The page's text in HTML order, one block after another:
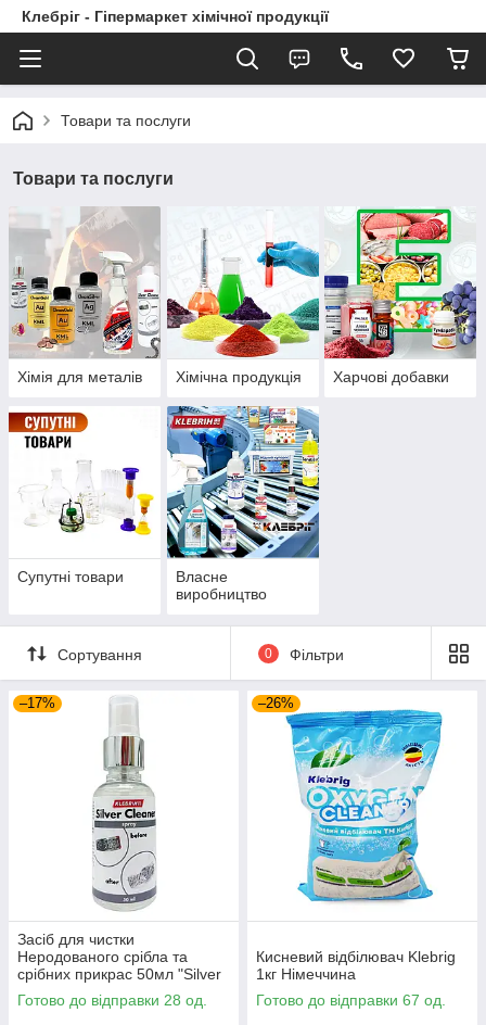
Клебріг - Гіпермаркет хімічної продукції
Товари та послуги
Товари та послуги
Хімія для металів Хімічна продукція Харчові добавки
Супутні товари
Власне
виробництво
Сортування 0 Фільтри
–17%
Засіб для чистки
Неродованого срібла та
срібних прикрас 50мл "Silver
cleaner spray"
Готово до відправки 28 од.
–26%
Кисневий відбілювач Klebrig
1кг Німеччина
Готово до відправки 67 од.